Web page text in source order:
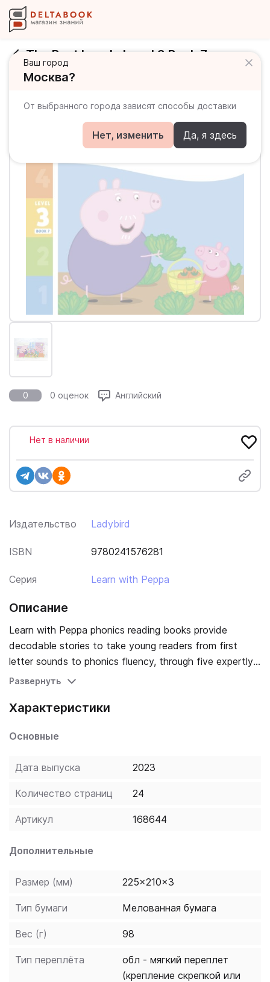
Ваш город
Москва?
От выбранного города зависят способы доставки
Нет, изменить Да, я здесь
The Best Lunch. Level 3 Book 7
0 0 оценок Английский
Издательство Ladybird
ISBN 9780241576281
Серия Learn with Peppa
Нет в наличии
Описание
Learn with Peppa phonics reading books provide
decodable stories to take young readers from first
letter sounds to phonics fluency, through five expertly
graded levels. - Peppa and her friends take centre
Five levels of stories introduce letters and sounds in
provide extra phonics practice and check understanding
been developed by educational experts - Access online
audio, phonics resources and additional guidance on the
Learn with Peppa website Let Peppa support your little
ones on their early learning adventure in Learn with
known letter sounds, adjacent consonants and short
Granny Pig convince him to eat it?
Развернуть
Характеристики
Основные
Дата выпуска 2023
Количество страниц 24
Артикул 168644
Дополнительные
Размер (мм) 225x210x3
Тип бумаги Мелованная бумага
Вес (г) 98
Тип переплёта
обл - мягкий переплет
(крепление скрепкой или